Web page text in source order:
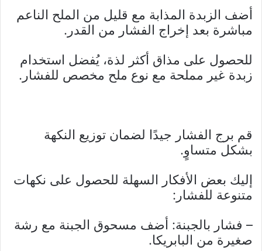
أضف الزبدة المذابة مع قليل من الملح الناعم
مباشرة بعد إخراج الفشار من القدر.
للحصول على مذاق أكثر لذة، يُفضل استخدام
زبدة غير مملحة مع نوع ملح مخصص للفشار.
قم برج الفشار جيدًا لضمان توزيع النكهة
بشكل متساوٍ.
إليك بعض الأفكار السهلة للحصول على نكهات
متنوعة للفشار:
– فشار بالجبنة: أضف مسحوق الجبنة مع رشة
صغيرة من البابريكا.